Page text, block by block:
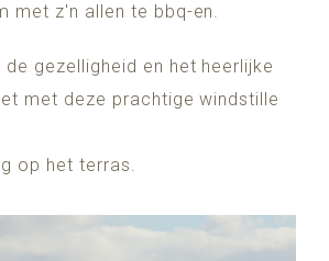
met z'n allen te bbq-en.
de gezelligheid en het heerlijke
met deze prachtige windstille
op het terras.